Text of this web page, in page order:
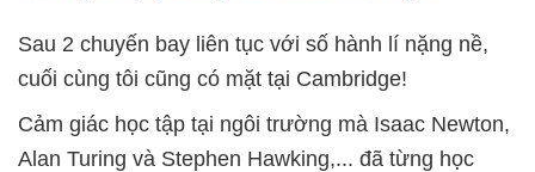
Sau 2 chuyến bay liên tục với số hành lí nặng nề,
cuối cùng tôi cũng có mặt tại Cambridge!
Cảm giác học tập tại ngôi trường mà Isaac Newton,
Alan Turing và Stephen Hawking,... đã từng học